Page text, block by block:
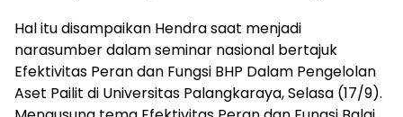
Hal itu disampaikan Hendra saat menjadi
narasumber dalam seminar nasional bertajuk
Efektivitas Peran dan Fungsi BHP Dalam Pengelolan
Aset Pailit di Universitas Palangkaraya, Selasa (17/9).